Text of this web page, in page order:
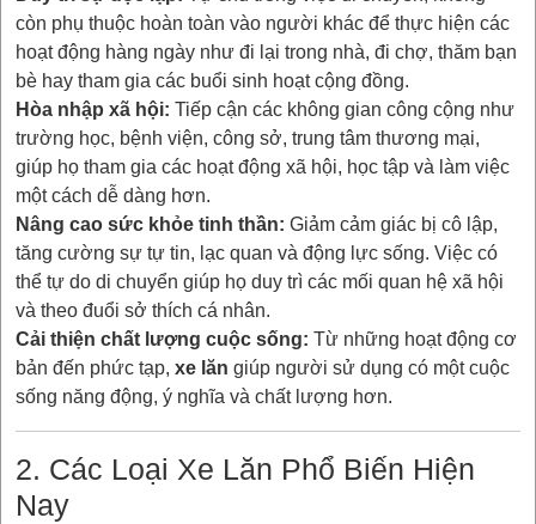
còn phụ thuộc hoàn toàn vào người khác để thực hiện các
hoạt động hàng ngày như đi lại trong nhà, đi chợ, thăm bạn
bè hay tham gia các buổi sinh hoạt cộng đồng.
Hòa nhập xã hội: Tiếp cận các không gian công cộng như
trường học, bệnh viện, công sở, trung tâm thương mại,
giúp họ tham gia các hoạt động xã hội, học tập và làm việc
một cách dễ dàng hơn.
Nâng cao sức khỏe tinh thần: Giảm cảm giác bị cô lập,
tăng cường sự tự tin, lạc quan và động lực sống. Việc có
thể tự do di chuyển giúp họ duy trì các mối quan hệ xã hội
và theo đuổi sở thích cá nhân.
Cải thiện chất lượng cuộc sống: Từ những hoạt động cơ
bản đến phức tạp, xe lăn giúp người sử dụng có một cuộc
sống năng động, ý nghĩa và chất lượng hơn.
2. Các Loại Xe Lăn Phổ Biến Hiện
Nay